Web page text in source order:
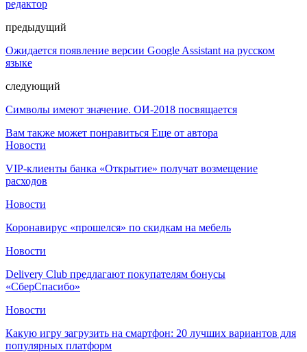
редактор
предыдущий
Ожидается появление версии Google Assistant на русском
языке
следующий
Символы имеют значение. ОИ-2018 посвящается
Вам также может понравиться Еще от автора
Новости
VIP-клиенты банка «Открытие» получат возмещение
расходов
Новости
Коронавирус «прошелся» по скидкам на мебель
Новости
Delivery Club предлагают покупателям бонусы
«СберСпасибо»
Новости
Какую игру загрузить на смартфон: 20 лучших вариантов для
популярных платформ